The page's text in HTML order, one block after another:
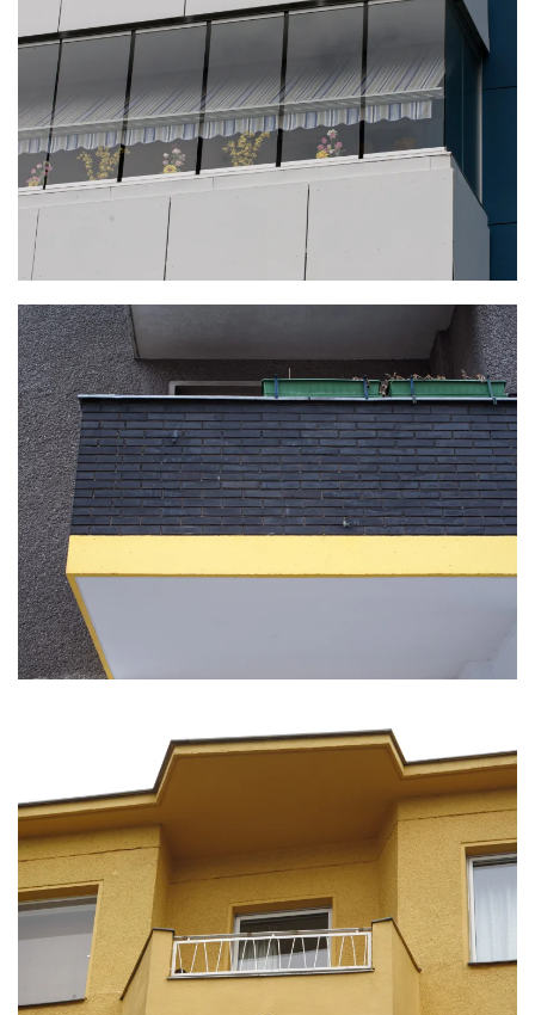
KLICKE HIER
KLICKE HIER
KLICKE HIER